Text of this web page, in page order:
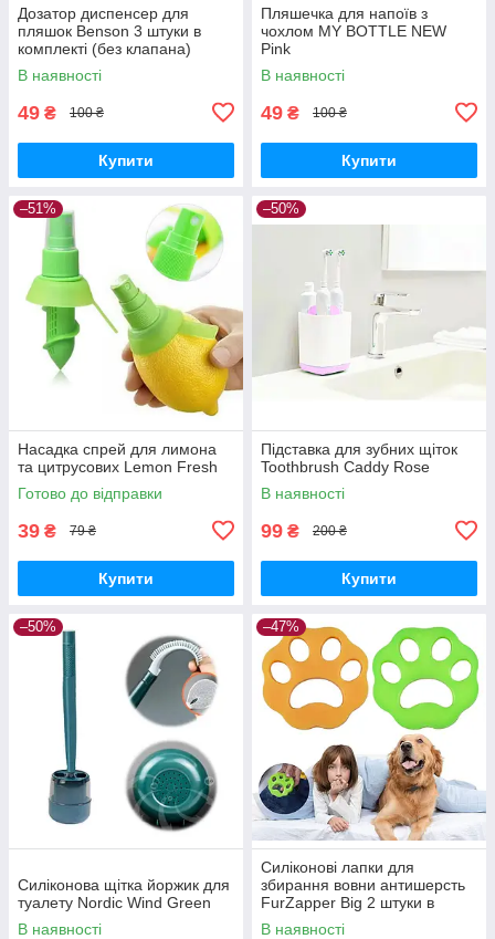
Дозатор диспенсер для
пляшок Benson 3 штуки в
комплекті (без клапана)
В наявності
49 ₴ 100 ₴
Купити
Пляшечка для напоїв з
чохлом MY BOTTLE NEW
Pink
В наявності
49 ₴ 100 ₴
Купити
–51%
Насадка спрей для лимона
та цитрусових Lemon Fresh
Готово до відправки
39 ₴ 79 ₴
Купити
–50%
Підставка для зубних щіток
Toothbrush Caddy Rose
В наявності
99 ₴ 200 ₴
Купити
–50%
Силіконова щітка йоржик для
туалету Nordic Wind Green
В наявності
–47%
Силіконові лапки для
збирання вовни антишерсть
FurZapper Big 2 штуки в
комплекті 95 мм
В наявності